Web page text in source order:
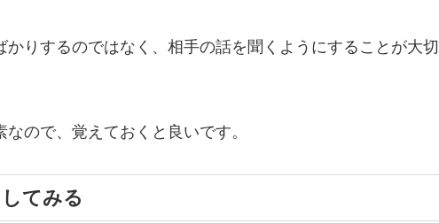
りするのではなく、相手の話を聞くようにすることが大切
ので、覚えておくと良いです。
てみる